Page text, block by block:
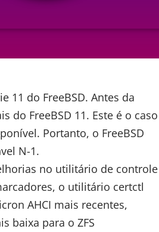
11 do FreeBSD. Antes da
do FreeBSD 11. Este é o caso
Portanto, o FreeBSD
N-1.
no utilitário de controle
o utilitário certctl
AHCI mais recentes,
baixa para o ZFS